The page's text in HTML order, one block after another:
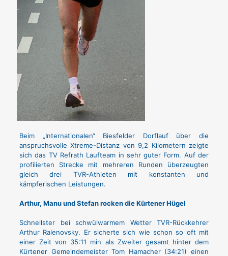
Beim „Internationalen“ Biesfelder Dorflauf über die
anspruchsvolle Xtreme-Distanz von 9,2 Kilometern zeigte
sich das TV Refrath Laufteam in sehr guter Form. Auf der
profilierten Strecke mit mehreren Runden überzeugten
gleich drei TVR-Athleten mit konstanten und
kämpferischen Leistungen.
Arthur, Manu und Stefan rocken die Kürtener Hügel
Schnellster bei schwülwarmem Wetter TVR-Rückkehrer
Arthur Ralenovsky. Er sicherte sich wie schon so oft mit
einer Zeit von 35:11 min als Zweiter gesamt hinter dem
Kürtener Gemeindemeister Tom Hamacher (34:21) einen